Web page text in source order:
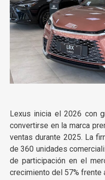
Lexus inicia el 2026 con
convertirse en la marca
ventas durante 2025. La
de 360 unidades
de participación en el
crecimiento del 57% frente